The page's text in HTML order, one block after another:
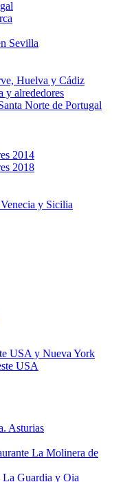
Sevilla
Huelva y Cádiz
y alrededores
Norte de Portugal
2014
2018
y Sicilia
USA y Nueva York
USA
Asturias
La Molinera de
La Guardia y Oia